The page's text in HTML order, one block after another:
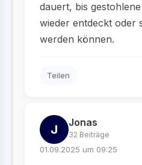
dauert, bis
wieder entdeckt oder
werden können.
Teilen
J Jonas
32 Beiträge
01.09.2025 um 09:25